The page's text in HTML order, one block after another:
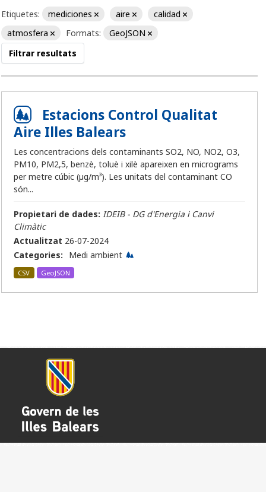
Etiquetes: mediciones aire
calidad
atmosfera
Formats:
GeoJSON
Filtrar resultats
Estacions Control Qualitat
Aire Illes Balears
Les concentracions dels contaminants SO2, NO, NO2, O3,
PM10, PM2,5, benzè, toluè i xilè apareixen en micrograms
per metre cúbic (µg/m³). Les unitats del contaminant CO
són...
Propietari de dades: IDEIB - DG d'Energia i Canvi
Climàtic
Actualitzat 26-07-2024
Categories:
Medi ambient
CSV GeoJSON